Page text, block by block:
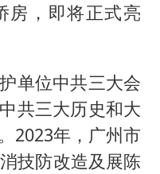
房，即将正式亮
单位中共三大会
共三大历史和大
2023年，广州市
技防改造及展陈